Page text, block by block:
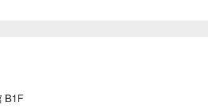
多种口味沙拉酱任选搭配。饭前先用蔬菜垫
益子烧的餐盘为美食加分，带给来客别有一
B1F